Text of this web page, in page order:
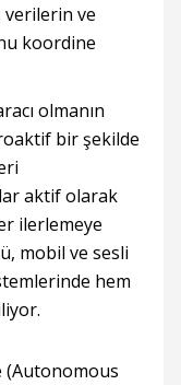
verilerin ve
koordine
olmanın
bir şekilde
aktif olarak
ilerlemeye
mobil ve sesli
hem
(Autonomous